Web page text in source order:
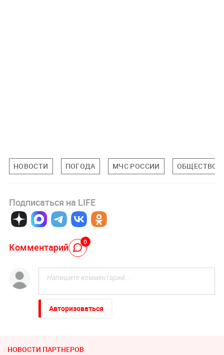
НОВОСТИ ПОГОДА МЧС РОССИИ ОБЩЕСТВО
Подписаться на LIFE
Комментарий 0
Авторизоваться
НОВОСТИ ПАРТНЕРОВ